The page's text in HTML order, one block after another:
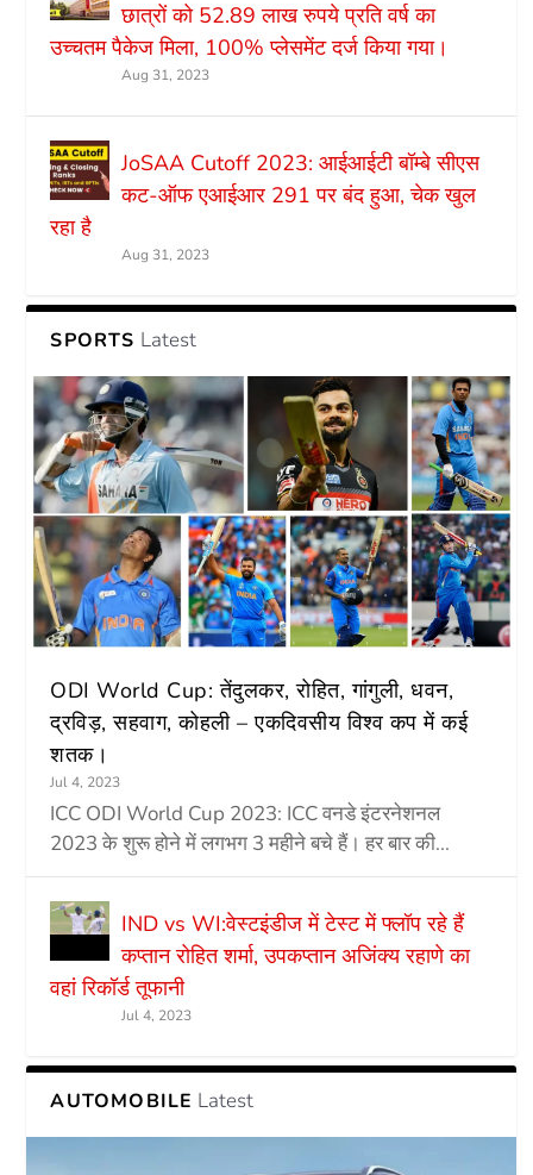
छात्रों को 52.89 लाख रुपये प्रति वर्ष का
उच्चतम पैकेज मिला, 100% प्लेसमेंट दर्ज किया गया।
Aug 31, 2023
JoSAA Cutoff 2023: आईआईटी बॉम्बे सीएस
कट-ऑफ एआईआर 291 पर बंद हुआ, चेक खुल
रहा है
Aug 31, 2023
SPORTS Latest
ODI World Cup: तेंदुलकर, रोहित, गांगुली, धवन,
द्रविड़, सहवाग, कोहली – एकदिवसीय विश्व कप में कई
शतक।
Jul 4, 2023
ICC ODI World Cup 2023: ICC वनडे इंटरनेशनल
2023 के शुरू होने में लगभग 3 महीने बचे हैं। हर बार की...
IND vs WI:वेस्टइंडीज में टेस्ट में फ्लॉप रहे हैं
कप्तान रोहित शर्मा, उपकप्तान अजिंक्य रहाणे का
वहां रिकॉर्ड तूफानी
Jul 4, 2023
AUTOMOBILE Latest